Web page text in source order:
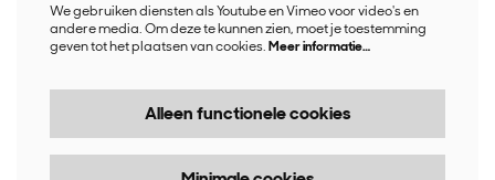
We gebruiken diensten als Youtube en Vimeo voor video's en
andere media. Om deze te kunnen zien, moet je toestemming
geven tot het plaatsen van cookies.Meer informatie…
Alleen functionele cookies